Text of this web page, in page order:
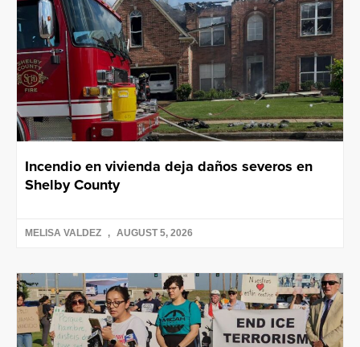
Incendio en vivienda deja daños severos en
Shelby County
MELISA VALDEZ AUGUST 5, 2026